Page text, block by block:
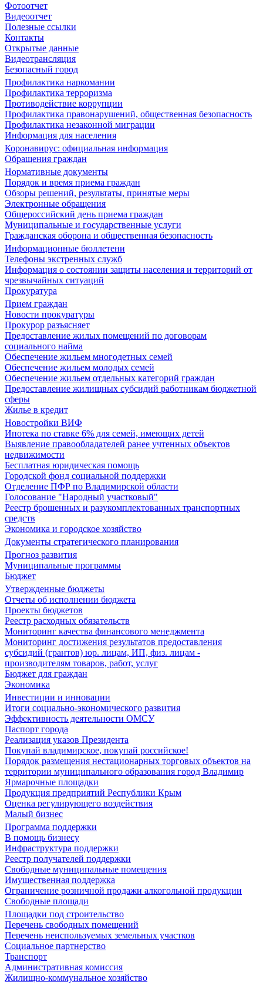
Фотоотчет
Видеоотчет
Полезные ссылки
Контакты
Открытые данные
Видеотрансляция
Безопасный город
Профилактика наркомании
Профилактика терроризма
Противодействие коррупции
Профилактика правонарушений, общественная безопасность
Профилактика незаконной миграции
Информация для населения
Коронавирус: официальная информация
Обращения граждан
Нормативные документы
Порядок и время приема граждан
Обзоры решений, результаты, принятые меры
Электронные обращения
Общероссийский день приема граждан
Муниципальные и государственные услуги
Гражданская оборона и общественная безопасность
Информационные бюллетени
Телефоны экстренных служб
Информация о состоянии защиты населения и территорий от
чрезвычайных ситуаций
Прокуратура
Прием граждан
Новости прокуратуры
Прокурор разъясняет
Предоставление жилых помещений по договорам
социального найма
Обеспечение жильем многодетных семей
Обеспечение жильем молодых семей
Обеспечение жильем отдельных категорий граждан
Предоставление жилищных субсидий работникам бюджетной
сферы
Жилье в кредит
Новостройки ВИФ
Ипотека по ставке 6% для семей, имеющих детей
Выявление правообладателей ранее учтенных объектов
недвижимости
Бесплатная юридическая помощь
Городской фонд социальной поддержки
Отделение ПФР по Владимирской области
Голосование "Народный участковый"
Реестр брошенных и разукомплектованных транспортных
средств
Экономика и городское хозяйство
Документы стратегического планирования
Прогноз развития
Муниципальные программы
Бюджет
Утвержденные бюджеты
Отчеты об исполнении бюджета
Проекты бюджетов
Реестр расходных обязательств
Мониторинг качества финансового менеджмента
Мониторинг достижения результатов предоставления
субсидий (грантов) юр. лицам, ИП, физ. лицам -
производителям товаров, работ, услуг
Бюджет для граждан
Экономика
Инвестиции и инновации
Итоги социально-экономического развития
Эффективность деятельности ОМСУ
Паспорт города
Реализация указов Президента
Покупай владимирское, покупай российское!
Порядок размещения нестационарных торговых объектов на
территории муниципального образования город Владимир
Ярмарочные площадки
Продукция предприятий Республики Крым
Оценка регулирующего воздействия
Малый бизнес
Программа поддержки
В помощь бизнесу
Инфраструктура поддержки
Реестр получателей поддержки
Свободные муниципальные помещения
Имущественная поддержка
Ограничение розничной продажи алкогольной продукции
Свободные площади
Площадки под строительство
Перечень свободных помещений
Перечень неиспользуемых земельных участков
Социальное партнерство
Транспорт
Административная комиссия
Жилищно-коммунальное хозяйство